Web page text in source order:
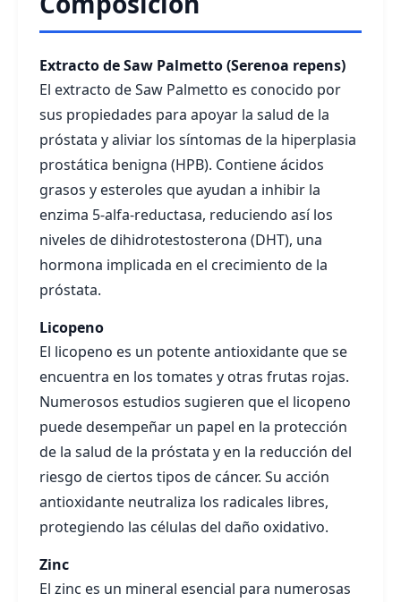
Extracto de Saw Palmetto (Serenoa repens)
El extracto de Saw Palmetto es conocido por
sus propiedades para apoyar la salud de la
próstata y aliviar los síntomas de la hiperplasia
prostática benigna (HPB). Contiene ácidos
grasos y esteroles que ayudan a inhibir la
enzima 5-alfa-reductasa, reduciendo así los
niveles de dihidrotestosterona (DHT), una
hormona implicada en el crecimiento de la
próstata.
Licopeno
El licopeno es un potente antioxidante que se
encuentra en los tomates y otras frutas rojas.
Numerosos estudios sugieren que el licopeno
puede desempeñar un papel en la protección
de la salud de la próstata y en la reducción del
riesgo de ciertos tipos de cáncer. Su acción
antioxidante neutraliza los radicales libres,
protegiendo las células del daño oxidativo.
Zinc
El zinc es un mineral esencial para numerosas